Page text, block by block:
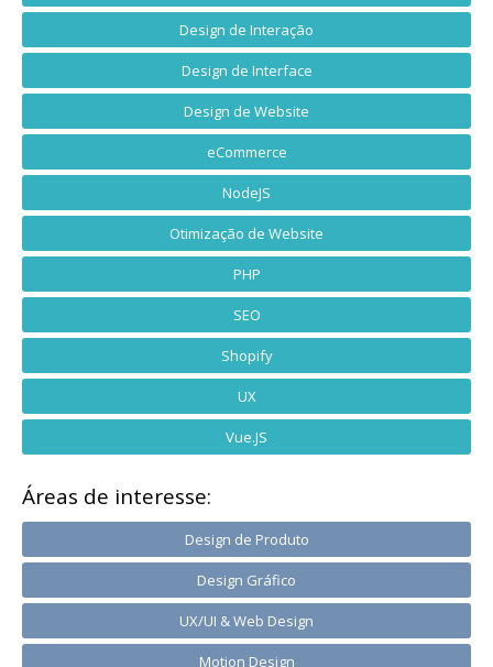
Design de Interação
Design de Interface
Design de Website
eCommerce
NodeJS
Otimização de Website
PHP
SEO
Shopify
UX
Vue.JS
Áreas de interesse:
Design de Produto
Design Gráfico
UX/UI & Web Design
Motion Design